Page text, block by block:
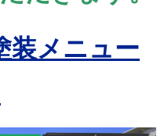
装メニュー